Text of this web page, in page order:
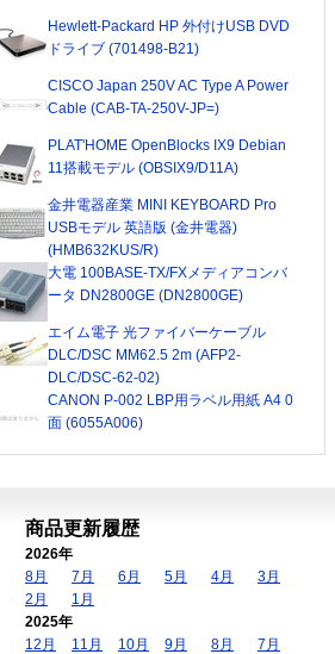
Hewlett-Packard HP 外付けUSB DVD
ドライブ (701498-B21)
CISCO Japan 250V AC Type A Power
Cable (CAB-TA-250V-JP=)
PLAT'HOME OpenBlocks IX9 Debian
11搭載モデル (OBSIX9/D11A)
金井電器産業 MINI KEYBOARD Pro
USBモデル 英語版 (金井電器)
(HMB632KUS/R)
大電 100BASE-TX/FXメディアコンバ
ータ DN2800GE (DN2800GE)
エイム電子 光ファイバーケーブル
DLC/DSC MM62.5 2m (AFP2-
DLC/DSC-62-02)
CANON P-002 LBP用ラベル用紙 A4 0
面 (6055A006)
商品更新履歴
2026年
8月
7月 6月 5月 4月
3月
2月
1月
2025年
12月
11月 10月 9月 8月
7月